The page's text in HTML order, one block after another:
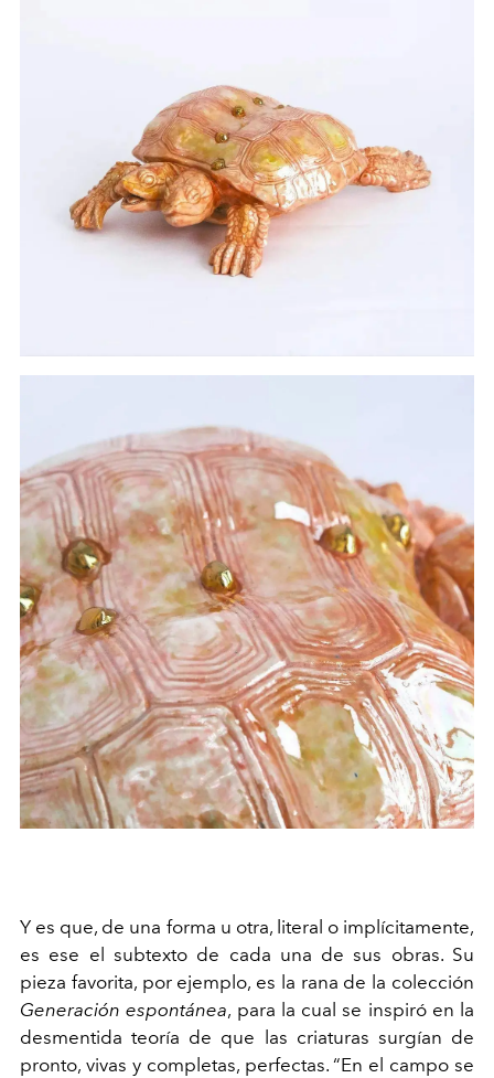
Y es que, de una forma u otra, literal o implícitamente,
es ese el subtexto de cada una de sus obras. Su
pieza favorita, por ejemplo, es la rana de la colección
Generación espontánea, para la cual se inspiró en la
desmentida teoría de que las criaturas surgían de
pronto, vivas y completas, perfectas. “En el campo se